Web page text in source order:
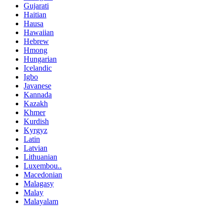
Gujarati
Haitian
Hausa
Hawaiian
Hebrew
Hmong
Hungarian
Icelandic
Igbo
Javanese
Kannada
Kazakh
Khmer
Kurdish
Kyrgyz
Latin
Latvian
Lithuanian
Luxembou..
Macedonian
Malagasy
Malay
Malayalam